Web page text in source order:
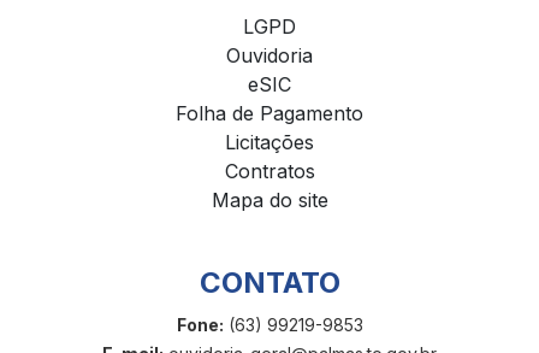
LGPD
Ouvidoria
eSIC
Folha de Pagamento
Licitações
Contratos
Mapa do site
CONTATO
Fone: (63) 99219-9853